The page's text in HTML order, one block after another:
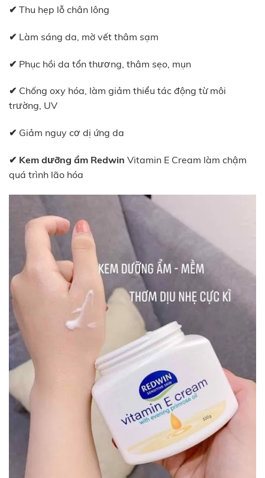
✔ Thu hẹp lỗ chân lông
✔ Làm sáng da, mờ vết thâm sạm
✔ Phục hồi da tổn thương, thâm sẹo, mụn
✔ Chống oxy hóa, làm giảm thiểu tác động từ môi
trường, UV
✔ Giảm nguy cơ dị ứng da
✔ Kem dưỡng ẩm Redwin Vitamin E Cream làm chậm
quá trình lão hóa